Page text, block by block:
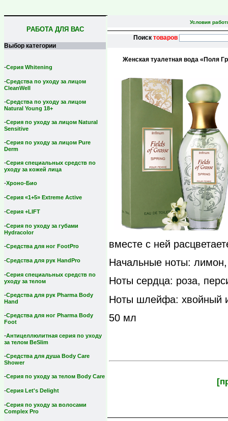
РАБОТА ДЛЯ ВАС
Выбор категории
-Серия Whitening
-Средства по уходу за лицом
CleanWell
-Средства по уходу за лицом
Natural Young 18+
-Серия по уходу за лицом Natural
Sensitive
-Серия по уходу за лицом Pure
Derm
-Серия специальных средств по
уходу за кожей лица
-Хроно-Био
-Серия «1+5» Extreme Active
-Серия +LIFT
-Серия по уходу за губами
Hydracolor
-Средства для ног FootPro
-Средства для рук HandPro
-Серия специальных средств по
уходу за телом
-Средства для рук Pharma Body
Hand
-Средства для ног Pharma Body
Foot
-Антицеллюлитная серия по уходу
за телом BeSlim
-Средства для душа Body Care
Shower
-Серия по уходу за телом Body Care
-Серия Let's Delight
-Серия по уходу за волосами
Complex Pro
Условия
Поиск товаров
Женская туалетная вода «Поля
вместе с ней
Начальные ноты:
Ноты сердца: роза,
Ноты шлейфа: хвойный
50 мл